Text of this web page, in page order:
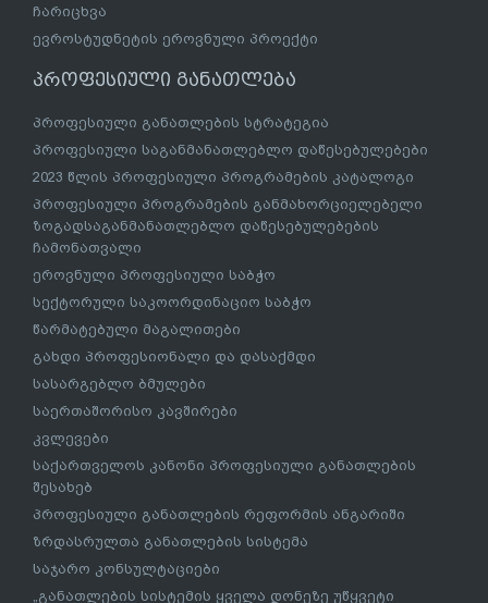
ჩარიცხვა
ევროსტუდნეტის ეროვნული პროექტი
პროფესიული განათლება
პროფესიული განათლების სტრატეგია
პროფესიული საგანმანათლებლო დაწესებულებები
2023 წლის პროფესიული პროგრამების კატალოგი
პროფესიული პროგრამების განმახორციელებელი
ზოგადსაგანმანათლებლო დაწესებულებების
ჩამონათვალი
ეროვნული პროფესიული საბჭო
სექტორული საკოორდინაციო საბჭო
წარმატებული მაგალითები
გახდი პროფესიონალი და დასაქმდი
სასარგებლო ბმულები
საერთაშორისო კავშირები
კვლევები
საქართველოს კანონი პროფესიული განათლების
შესახებ
პროფესიული განათლების რეფორმის ანგარიში
ზრდასრულთა განათლების სისტემა
საჯარო კონსულტაციები
„განათლების სისტემის ყველა დონეზე უწყვეტი